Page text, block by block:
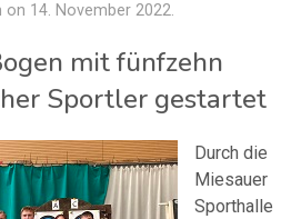
on 14. November 2022.
mit fünfzehn
Sportler gestartet
Durch die
Miesauer
Sporthalle